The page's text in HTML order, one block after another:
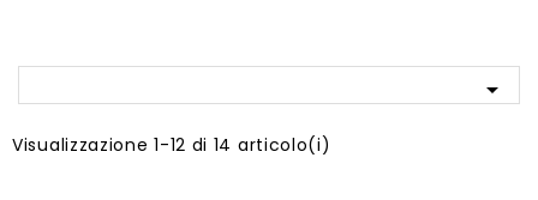

Visualizzazione 1-12 di 14 articolo(i)